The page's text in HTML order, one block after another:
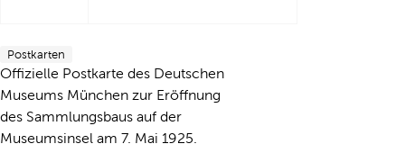
Postkarten
Offizielle Postkarte des Deutschen
Museums München zur Eröffnung
des Sammlungsbaus auf der
Museumsinsel am 7. Mai 1925.